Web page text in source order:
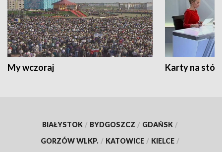
My wczoraj Karty na
BIAŁYSTOK / BYDGOSZCZ / GDAŃSK /
GORZÓW WLKP. / KATOWICE / KIELCE /